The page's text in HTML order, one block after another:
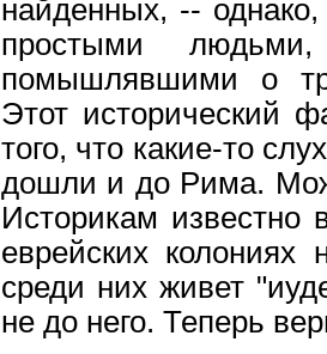
найденных, --
простыми
помышлявшими о
Этот исторический
того, что какие-то
дошли и до Рима.
Историкам известно
еврейских
среди них живет
не до него. Теперь